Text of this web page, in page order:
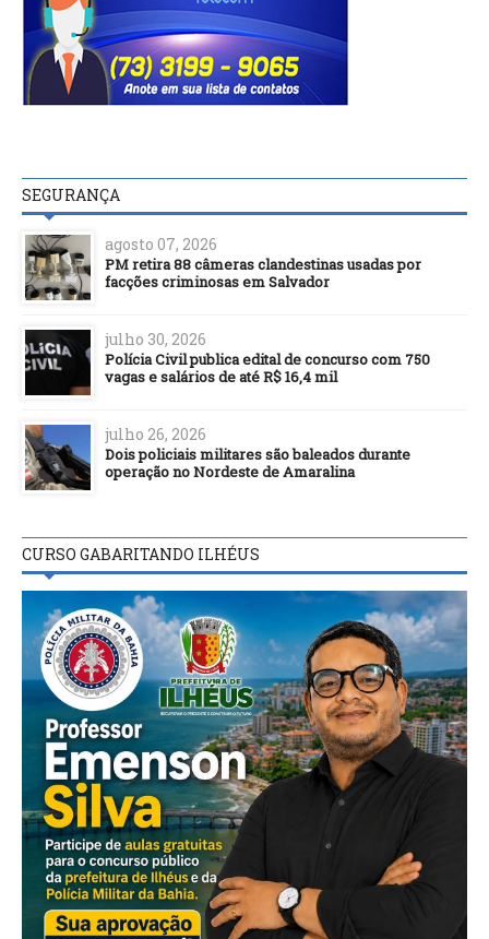
SEGURANÇA
agosto 07, 2026
PM retira 88 câmeras clandestinas usadas por
facções criminosas em Salvador
julho 30, 2026
Polícia Civil publica edital de concurso com 750
vagas e salários de até R$ 16,4 mil
julho 26, 2026
Dois policiais militares são baleados durante
operação no Nordeste de Amaralina
CURSO GABARITANDO ILHÉUS